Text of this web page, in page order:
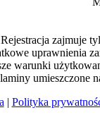
zajmuje
uprawnienia
warunki
umieszczone
| Polityka